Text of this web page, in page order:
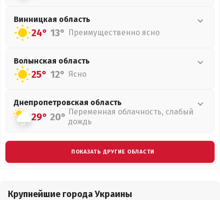
Винницкая область
24° 13° Преимущественно ясно
Волынская область
25° 12° Ясно
Днепропетровская область
29° 20° Переменная облачность, слабый
дождь
ПОКАЗАТЬ ДРУГИЕ ОБЛАСТИ
Крупнейшие города Украины